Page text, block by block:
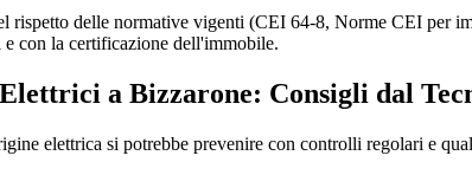
rispetto delle normative vigenti (CEI 64-8, Norme CEI per
con la certificazione dell'immobile.
a Bizzarone: Consigli dal
elettrica si potrebbe prevenire con controlli regolari e